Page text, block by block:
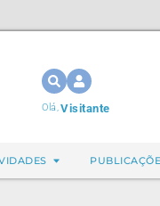
Olá,Visitante